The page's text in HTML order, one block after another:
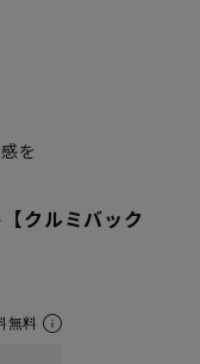
を
クルミバック
無料